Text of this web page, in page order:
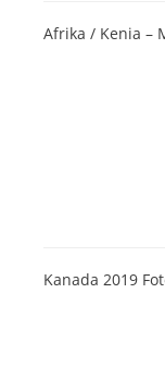
Afrika / Kenia –
Kanada 2019